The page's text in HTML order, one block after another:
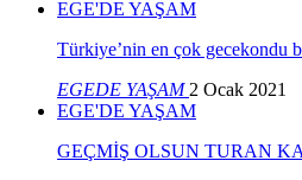
EGE'DE YAŞAM
Türkiye’nin en çok gecekondu
EGEDE YAŞAM 2 Ocak 2021
EGE'DE YAŞAM
GEÇMİŞ OLSUN TURAN